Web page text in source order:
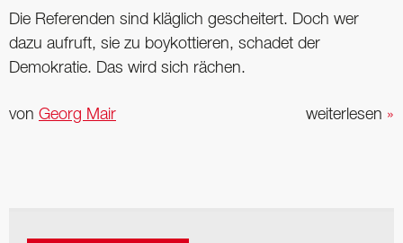
Die Referenden sind kläglich gescheitert. Doch wer
dazu aufruft, sie zu ­boykottieren, schadet der
Demokratie. Das wird sich rächen.
weiterlesen »
von Georg Mair